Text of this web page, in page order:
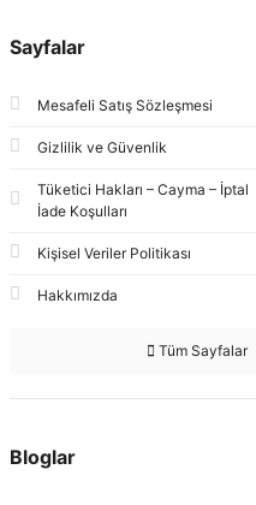
Sayfalar
Mesafeli Satış Sözleşmesi
Gizlilik ve Güvenlik
Tüketici Hakları – Cayma – İptal
İade Koşulları
Kişisel Veriler Politikası
Hakkımızda
Tüm Sayfalar
Bloglar